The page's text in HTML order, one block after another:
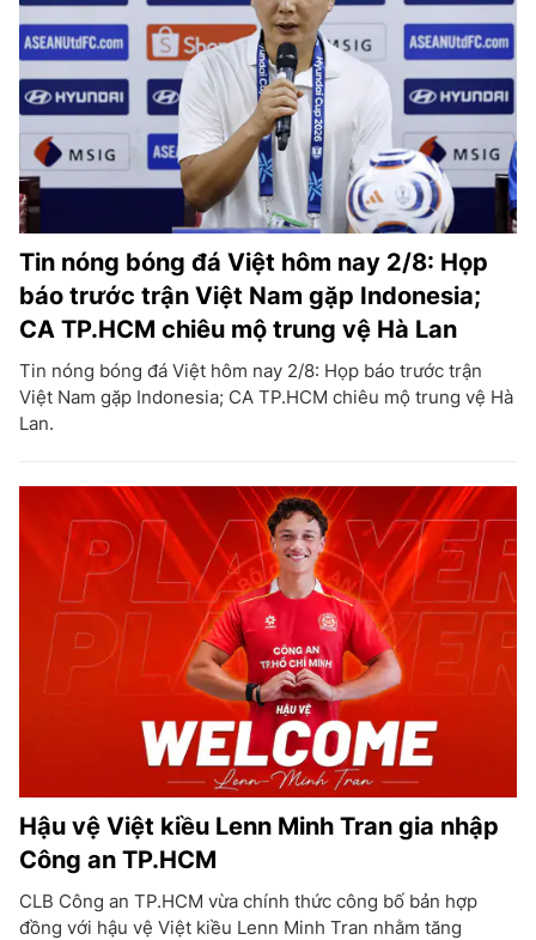
Tin nóng bóng đá Việt hôm nay 2/8: Họp
báo trước trận Việt Nam gặp Indonesia;
CA TP.HCM chiêu mộ trung vệ Hà Lan
Tin nóng bóng đá Việt hôm nay 2/8: Họp báo trước trận
Việt Nam gặp Indonesia; CA TP.HCM chiêu mộ trung vệ Hà
Lan.
Hậu vệ Việt kiều Lenn Minh Tran gia nhập
Công an TP.HCM
CLB Công an TP.HCM vừa chính thức công bố bản hợp
đồng với hậu vệ Việt kiều Lenn Minh Tran nhằm tăng